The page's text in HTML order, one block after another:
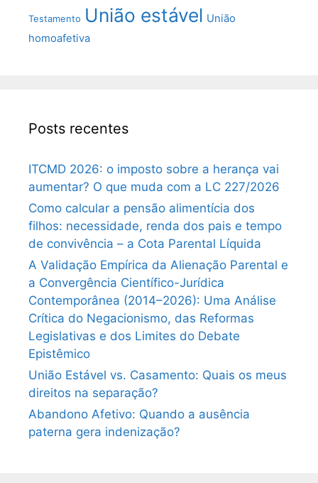
Testamento União estável União
homoafetiva
Posts recentes
ITCMD 2026: o imposto sobre a herança vai
aumentar? O que muda com a LC 227/2026
Como calcular a pensão alimentícia dos
filhos: necessidade, renda dos pais e tempo
de convivência – a Cota Parental Líquida
A Validação Empírica da Alienação Parental e
a Convergência Científico-Jurídica
Contemporânea (2014–2026): Uma Análise
Crítica do Negacionismo, das Reformas
Legislativas e dos Limites do Debate
Epistêmico
União Estável vs. Casamento: Quais os meus
direitos na separação?
Abandono Afetivo: Quando a ausência
paterna gera indenização?